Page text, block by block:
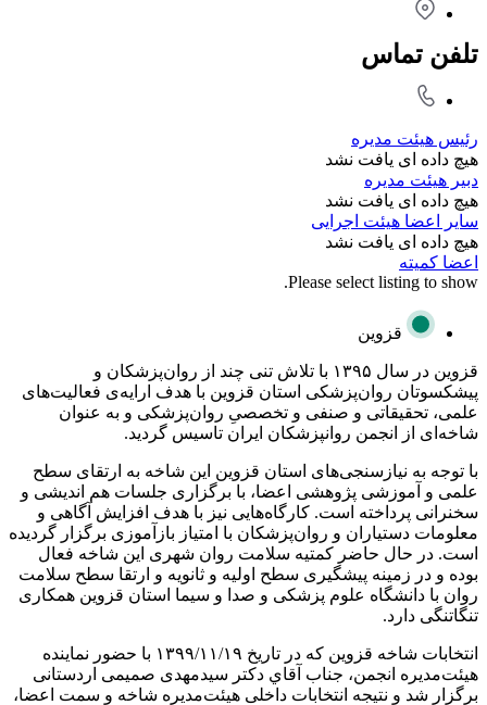
تلفن تماس
رئیس هیئت مدیره
هیچ داده ای یافت نشد
دبیر هیئت مدیره
هیچ داده ای یافت نشد
سایر اعضا هیئت اجرایی
هیچ داده ای یافت نشد
اعضا کمیته
Please select listing to show.
قزوین
قزوین در سال ۱۳۹۵ با تلاش تنی چند از روان‌پزشکان و
پیشکسوتان روان‌پزشکی استان قزوین با هدف ارایه‌ی فعالیت‌های
علمی، تحقیقاتی و صنفی و تخصصیِ روان‌پزشکی و به عنوان
شاخه‌ای از انجمن روانپزشکان ایران تاسیس گردید.
با توجه به نیازسنجی‌های استان قزوین این شاخه به ارتقای سطح
علمی و آموزشی پژوهشی اعضا، با برگزاری جلسات هم اندیشی و
سخنرانی پرداخته است. کارگاه‌هایی نیز با هدف افزایش آگاهی و
معلومات دستیاران و روان‌پزشکان با امتیاز بازآموزی برگزار گردیده
است. در حال حاضر کمتیه سلامت روان شهری این شاخه فعال
بوده و در زمینه پیشگیری سطح اولیه و ثانویه و ارتقا سطح سلامت
روان با دانشگاه علوم‌ پزشکی و صدا و سیما استان قزوین همکاری
تنگاتنگی دارد.
انتخابات شاخه قزوین كه در تاريخ ۱۳۹۹/۱۱/۱۹ با حضور نماينده
هیئت‌مدیره انجمن، جناب آقاي دكتر سیدمهدی صمیمی اردستانی
برگزار شد و نتیجه انتخابات داخلی هیئت‌مدیره شاخه و سمت اعضا،